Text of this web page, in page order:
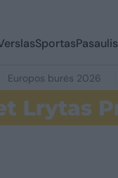
SportasPasaulis
Europos burės 2026